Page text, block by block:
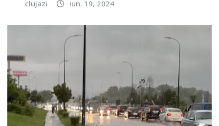
clujazi iun. 19, 2024